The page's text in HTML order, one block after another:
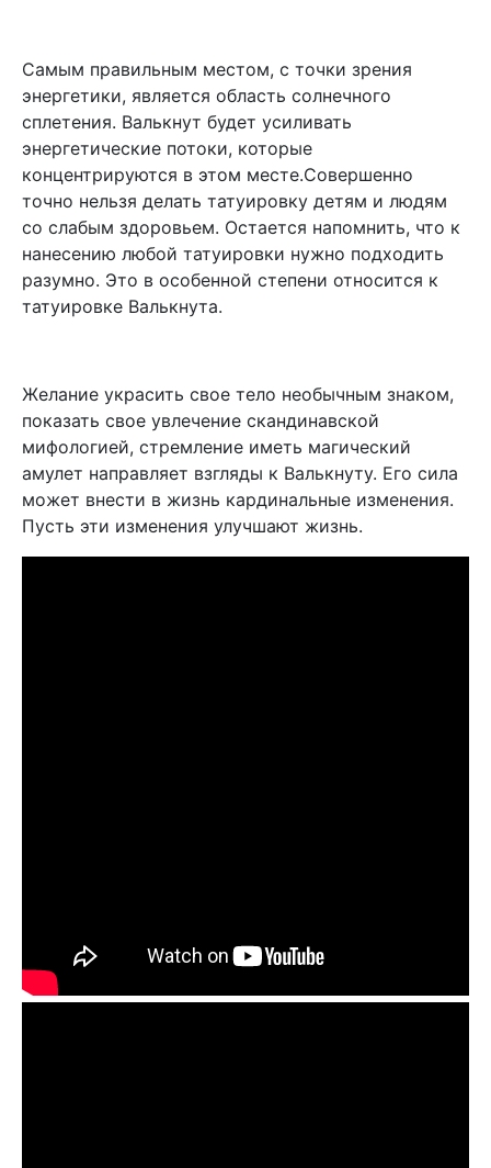
Самым правильным местом, с точки зрения
энергетики, является область солнечного
сплетения. Валькнут будет усиливать
энергетические потоки, которые
концентрируются в этом месте.Совершенно
точно нельзя делать татуировку детям и людям
со слабым здоровьем. Остается напомнить, что к
нанесению любой татуировки нужно подходить
разумно. Это в особенной степени относится к
татуировке Валькнута.
Желание украсить свое тело необычным знаком,
показать свое увлечение скандинавской
мифологией, стремление иметь магический
амулет направляет взгляды к Валькнуту. Его сила
может внести в жизнь кардинальные изменения.
Пусть эти изменения улучшают жизнь.